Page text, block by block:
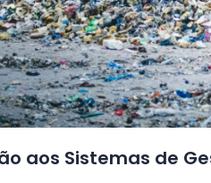
aos Sistemas de